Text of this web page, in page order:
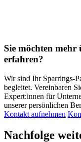
Sie möchten mehr
erfahren?
Wir sind Ihr Sparrings-
begleitet. Vereinbaren
Expert:innen für
unserer persönlichen
Kontakt aufnehmen
Nachfolge